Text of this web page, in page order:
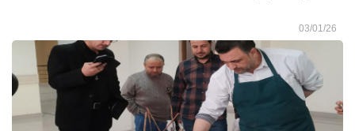
03/01/26